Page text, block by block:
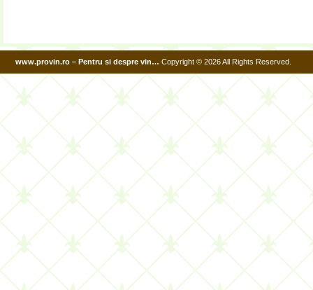
www.provin.ro – Pentru si despre vin… Copyright © 2026 All Rights Reserved.